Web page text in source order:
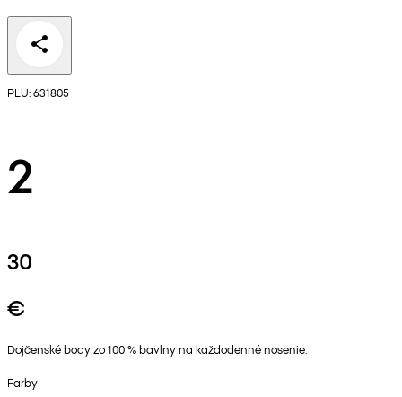
PLU: 631805
2
30
€
Dojčenské body zo 100 % bavlny na každodenné nosenie.
Farby